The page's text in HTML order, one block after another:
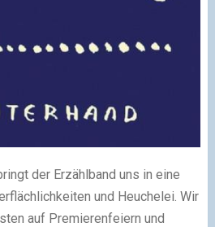
der Erzählband uns in eine
und Heuchelei. Wir
auf Premierenfeiern und